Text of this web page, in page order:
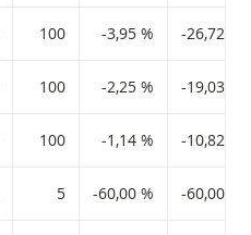
100 -3,95 % -26,72 %
100 -2,25 % -19,03 %
100 -1,14 % -10,82 %
5 -60,00 % -60,00 %